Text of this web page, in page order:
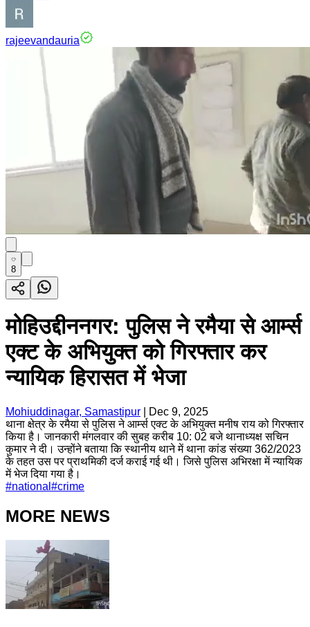
rajeevandauria
8
मोहिउद्दीननगर: पुलिस ने रमैया से आर्म्स
एक्ट के अभियुक्त को गिरफ्तार कर
न्यायिक हिरासत में भेजा
Mohiuddinagar, Samastipur
Dec 9, 2025
थाना क्षेत्र के रमैया से पुलिस ने आर्म्स एक्ट के अभियुक्त मनीष राय को गिरफ्तार
किया है। जानकारी मंगलवार की सुबह करीब 10: 02 बजे थानाध्यक्ष सचिन
कुमार ने दी। उन्होंने बताया कि स्थानीय थाने में थाना कांड संख्या 362/2023
के तहत उस पर प्राथमिकी दर्ज कराई गई थी। जिसे पुलिस अभिरक्षा में न्यायिक
में भेज दिया गया है।
#national #crime
MORE NEWS